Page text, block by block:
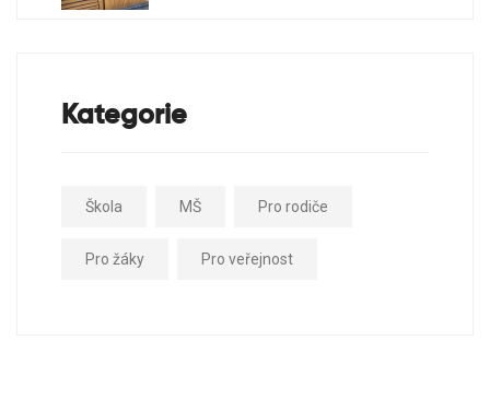
Kategorie
Škola MŠ Pro rodiče
Pro žáky Pro veřejnost